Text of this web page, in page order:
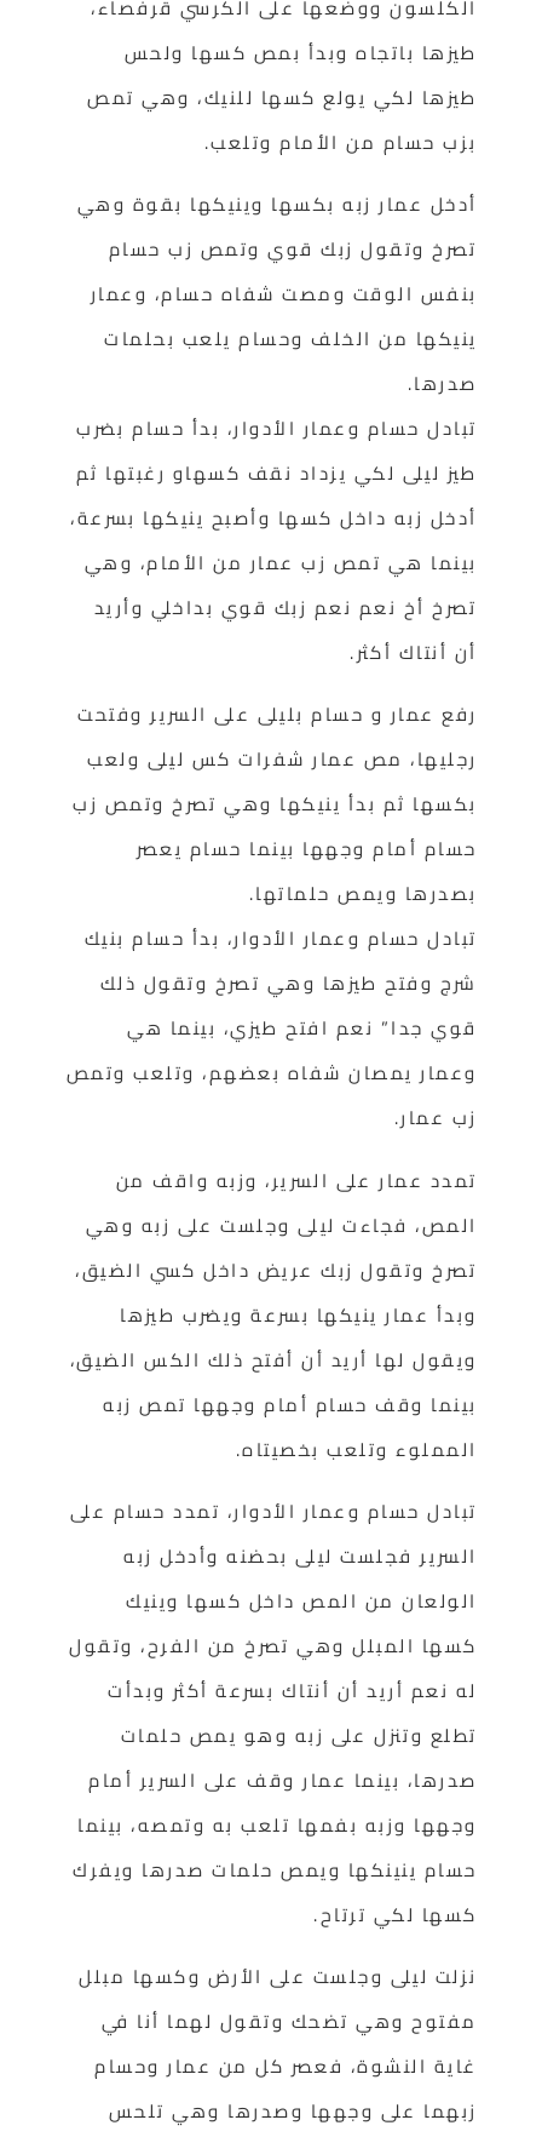
الكلسون ووضعها على الكرسي قرفصاء،
طيزها باتجاه وبدأ بمص كسها ولحس
طيزها لكي يولع كسها للنيك، وهي تمص
بزب حسام من الأمام وتلعب.
أدخل عمار زبه بكسها وينيكها بقوة وهي
تصرخ وتقول زبك قوي وتمص زب حسام
بنفس الوقت ومصت شفاه حسام، وعمار
ينيكها من الخلف وحسام يلعب بحلمات
صدرها.
تبادل حسام وعمار الأدوار، بدأ حسام بضرب
طيز ليلى لكي يزداد نقف كسهاو رغبتها ثم
أدخل زبه داخل كسها وأصبح ينيكها بسرعة،
بينما هي تمص زب عمار من الأمام، وهي
تصرخ أخ نعم نعم زبك قوي بداخلي وأريد
أن أنتاك أكثر.
رفع عمار و حسام بليلى على السرير وفتحت
رجليها، مص عمار شفرات كس ليلى ولعب
بكسها ثم بدأ ينيكها وهي تصرخ وتمص زب
حسام أمام وجهها بينما حسام يعصر
بصدرها ويمص حلماتها.
تبادل حسام وعمار الأدوار، بدأ حسام بنيك
شرج وفتح طيزها وهي تصرخ وتقول ذلك
قوي جدا” نعم افتح طيزي، بينما هي
وعمار يمصان شفاه بعضهم، وتلعب وتمص
زب عمار.
تمدد عمار على السرير، وزبه واقف من
المص، فجاءت ليلى وجلست على زبه وهي
تصرخ وتقول زبك عريض داخل كسي الضيق،
وبدأ عمار ينيكها بسرعة ويضرب طيزها
ويقول لها أريد أن أفتح ذلك الكس الضيق،
بينما وقف حسام أمام وجهها تمص زبه
المملوء وتلعب بخصيتاه.
تبادل حسام وعمار الأدوار، تمدد حسام على
السرير فجلست ليلى بحضنه وأدخل زبه
الولعان من المص داخل كسها وينيك
كسها المبلل وهي تصرخ من الفرح، وتقول
له نعم أريد أن أنتاك بسرعة أكثر وبدأت
تطلع وتنزل على زبه وهو يمص حلمات
صدرها، بينما عمار وقف على السرير أمام
وجهها وزبه بفمها تلعب به وتمصه، بينما
حسام ينينكها ويمص حلمات صدرها ويفرك
كسها لكي ترتاح.
نزلت ليلى وجلست على الأرض وكسها مبلل
مفتوح وهي تضحك وتقول لهما أنا في
غاية النشوة، فعصر كل من عمار وحسام
زبهما على وجهها وصدرها وهي تلحس